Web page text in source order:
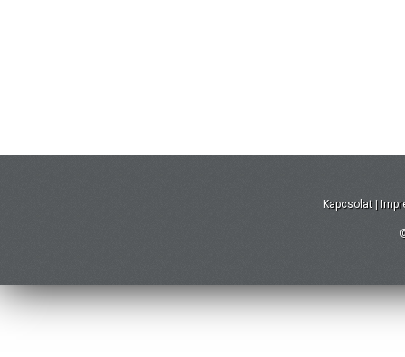
Kapcsolat |